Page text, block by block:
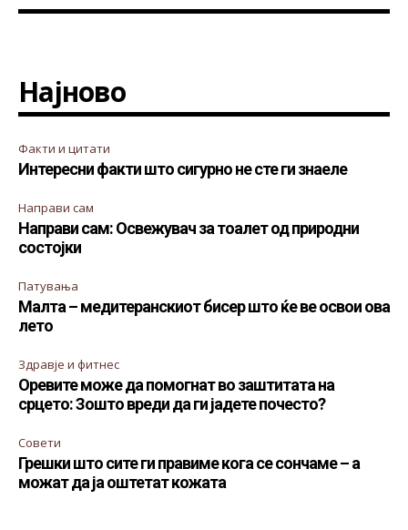
Најново
Факти и цитати
Интересни факти што сигурно не сте ги знаеле
Направи сам
Направи сам: Освежувач за тоалет од природни
состојки
Патувања
Малта – медитеранскиот бисер што ќе ве освои ова
лето
Здравје и фитнес
Оревите може да помогнат во заштитата на
срцето: Зошто вреди да ги јадете почесто?
Совети
Грешки што сите ги правиме кога се сончаме – а
можат да ја оштетат кожата